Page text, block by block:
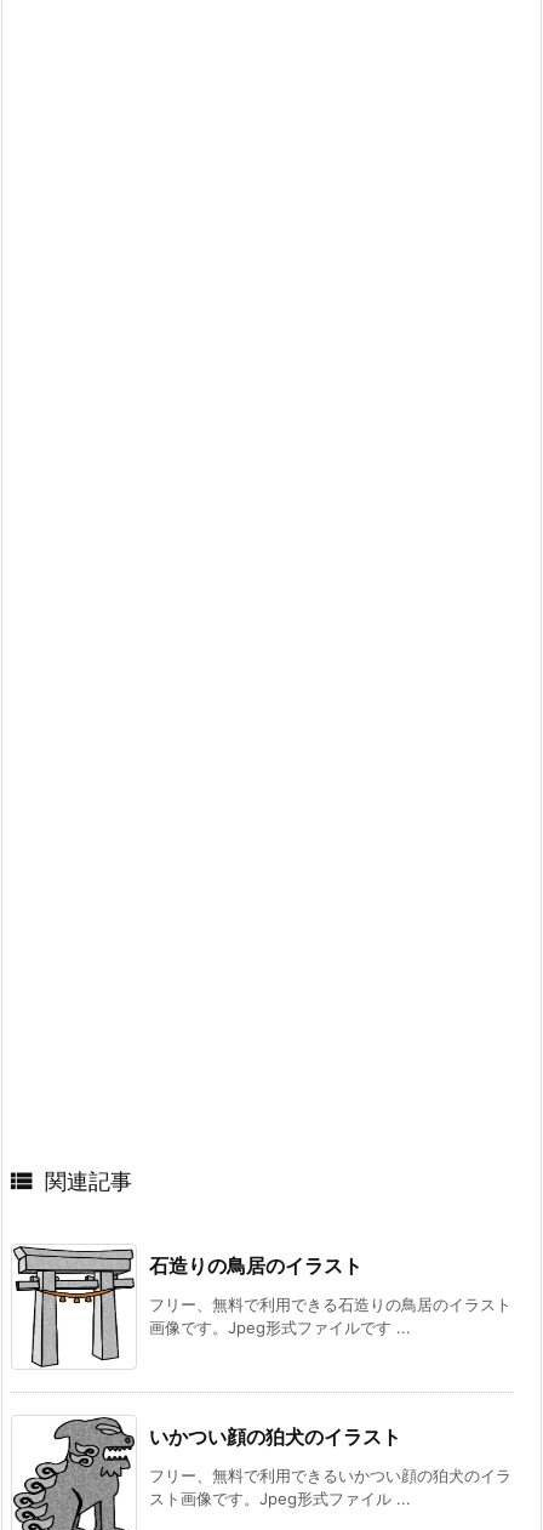
 関連記事
石造りの鳥居のイラスト
フリー、無料で利用できる石造りの鳥居のイラスト
画像です。Jpeg形式ファイルです ...
いかつい顔の狛犬のイラスト
フリー、無料で利用できるいかつい顔の狛犬のイラ
スト画像です。Jpeg形式ファイル ...